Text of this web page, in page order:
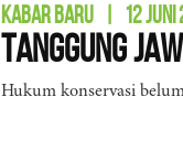
KABAR BARU 12
Tanggung
Hukum konservasi